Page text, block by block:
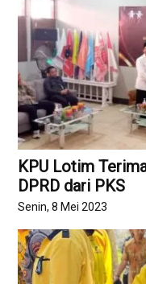
KPU Lotim
DPRD dari PKS
Senin, 8 Mei 2023